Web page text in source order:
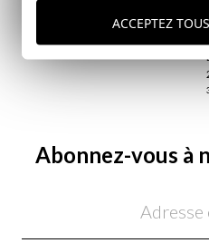
Abonnez-vous à
ACCEPTEZ